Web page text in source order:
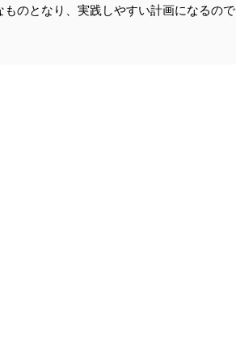
のとなり、実践しやすい計画になるので